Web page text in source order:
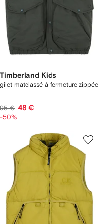
Timberland Kids
gilet matelassé à fermeture zippée
95 € 48 €
-50%